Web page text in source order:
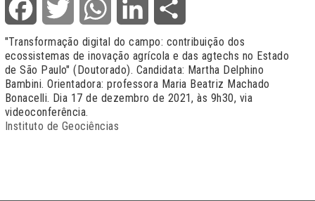
Facebook Twitter WhatsApp LinkedIn
"Transformação digital do campo: contribuição dos
ecossistemas de inovação agrícola e das agtechs no Estado
de São Paulo" (Doutorado). Candidata: Martha Delphino
Bambini. Orientadora: professora Maria Beatriz Machado
Bonacelli. Dia 17 de dezembro de 2021, às 9h30, via
videoconferência.
Instituto de Geociências